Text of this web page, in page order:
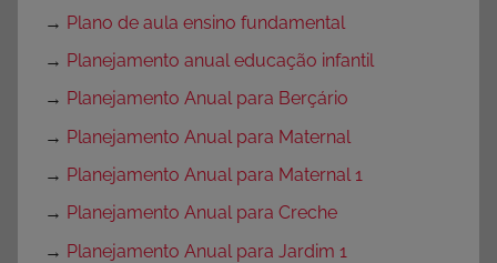
→ Plano de aula ensino fundamental
→ Planejamento anual educação infantil
→ Planejamento Anual para Berçário
→ Planejamento Anual para Maternal
→ Planejamento Anual para Maternal 1
→ Planejamento Anual para Creche
→ Planejamento Anual para Jardim 1